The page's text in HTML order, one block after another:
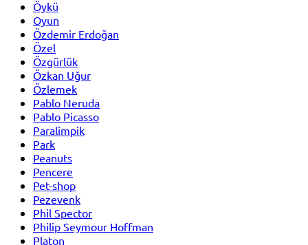
Öykü
Oyun
Özdemir Erdoğan
Özel
Özgürlük
Özkan Uğur
Özlemek
Pablo Neruda
Pablo Picasso
Paralimpik
Park
Peanuts
Pencere
Pet-shop
Pezevenk
Phil Spector
Philip Seymour Hoffman
Platon